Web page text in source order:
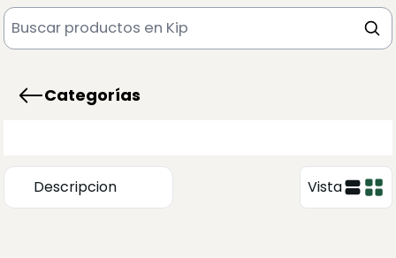
Categorías
Descripcion Vista